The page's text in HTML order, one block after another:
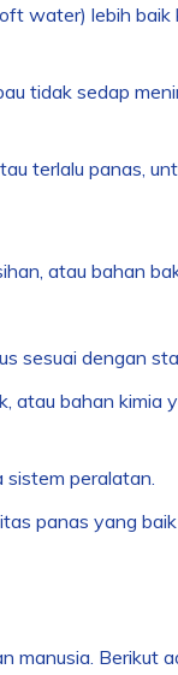
water) lebih baik
tidak sedap
terlalu panas,
atau bahan
sesuai dengan
atau bahan kimia
peralatan.
panas yang
manusia. Berikut